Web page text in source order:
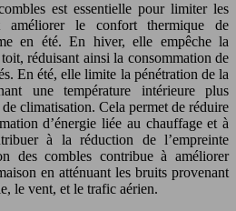
est essentielle pour limiter les
améliorer le confort thermique de
en été. En hiver, elle empêche la
réduisant ainsi la consommation de
En été, elle limite la pénétration de la
une température intérieure plus
climatisation. Cela permet de réduire
d’énergie liée au chauffage et à
à la réduction de l’empreinte
des combles contribue à améliorer
en atténuant les bruits provenant
le vent, et le trafic aérien.